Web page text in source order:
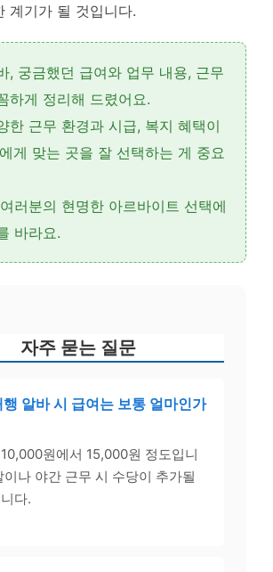
계기가 될 것입니다.
, 궁금했던 급여와 업무 내용, 근무
하게 정리해 드렸어요.
한 근무 환경과 시급, 복지 혜택이
게 맞는 곳을 잘 선택하는 게 중요
러분의 현명한 아르바이트 선택에
바라요.
자주 묻는 질문
행 알바 시 급여는 보통 얼마인가
원에서 15,000원 정도입니
이나 야간 근무 시 수당이 추가될
다.